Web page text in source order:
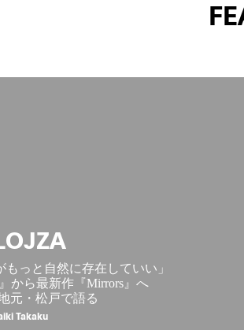
もっと自然に存在していい」
』から最新作『Mirrors』へ
元・松戸で語る
Takaku